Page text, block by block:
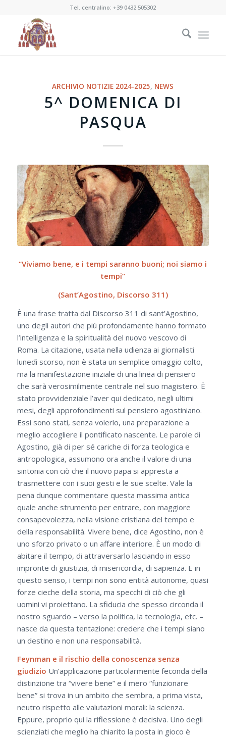
Tel. centralino:+39 0432 505302
ARCHIVIO NOTIZIE 2024-2025, NEWS
5^ DOMENICA DI
PASQUA
“Viviamo bene, e i tempi saranno buoni; noi siamo i
tempi”
(Sant’Agostino, Discorso 311)
È una frase tratta dal Discorso 311 di sant’Agostino,
uno degli autori che più profondamente hanno formato
l’intelligenza e la spiritualità del nuovo vescovo di
Roma. La citazione, usata nella udienza ai giornalisti
lunedì scorso, non è stata un semplice omaggio colto,
ma la manifestazione iniziale di una linea di pensiero
che sarà verosimilmente centrale nel suo magistero. È
stato provvidenziale l’aver qui dedicato, negli ultimi
mesi, degli approfondimenti sul pensiero agostiniano.
Essi sono stati, senza volerlo, una preparazione a
meglio accogliere il pontificato nascente. Le parole di
Agostino, già di per sé cariche di forza teologica e
antropologica, assumono ora anche il valore di una
sintonia con ciò che il nuovo papa si appresta a
trasmettere con i suoi gesti e le sue scelte. Vale la
pena dunque commentare questa massima antica
quale anche strumento per entrare, con maggiore
consapevolezza, nella visione cristiana del tempo e
della responsabilità. Vivere bene, dice Agostino, non è
uno sforzo privato o un affare interiore. È un modo di
abitare il tempo, di attraversarlo lasciando in esso
impronte di giustizia, di misericordia, di sapienza. E in
questo senso, i tempi non sono entità autonome, quasi
forze cieche della storia, ma specchi di ciò che gli
uomini vi proiettano. La sfiducia che spesso circonda il
nostro sguardo – verso la politica, la tecnologia, etc. –
nasce da questa tentazione: credere che i tempi siano
un destino e non una responsabilità.
Feynman e il rischio della conoscenza senza
giudizio Un’applicazione particolarmente feconda della
distinzione tra “vivere bene” e il mero “funzionare
bene” si trova in un ambito che sembra, a prima vista,
neutro rispetto alle valutazioni morali: la scienza.
Eppure, proprio qui la riflessione è decisiva. Uno degli
scienziati che meglio ha chiarito la posta in gioco è